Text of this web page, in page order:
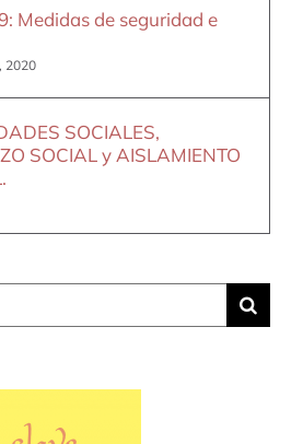
Medidas de seguridad e
2020
SOCIALES,
SOCIAL y AISLAMIENTO